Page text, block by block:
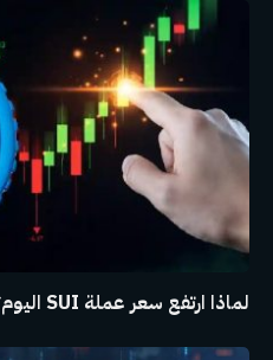
لماذا ارتفع سعر عملة SUI اليوم؟